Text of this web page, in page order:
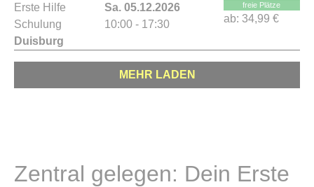
Erste Hilfe
Schulung
Duisburg
Sa. 05.12.2026
10:00 - 17:30
freie Plätze
ab: 34,99 €
MEHR LADEN
Zentral gelegen: Dein Erste